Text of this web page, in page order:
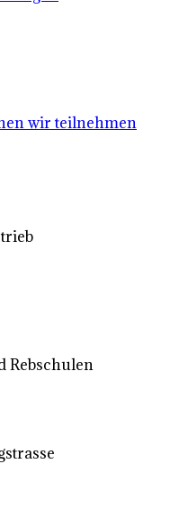
wir teilnehmen
Rebschulen